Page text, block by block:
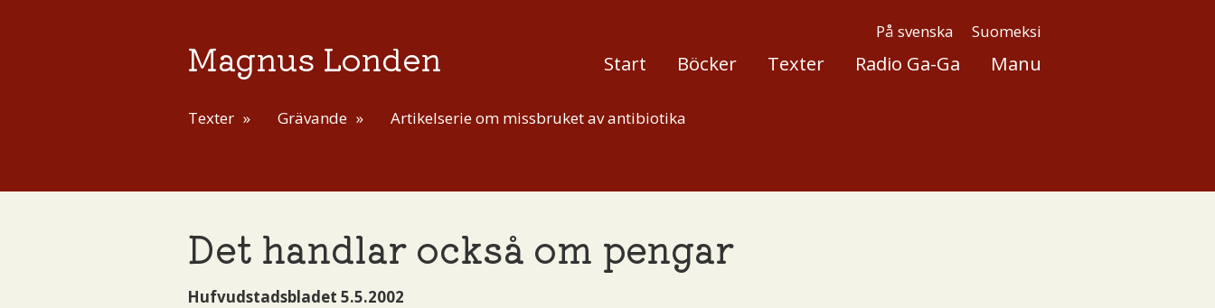
Magnus Londen
På svenska Suomeksi
Start Böcker Texter Radio Ga-Ga Manu
Texter Grävande Artikelserie om missbruket av antibiotika
Det handlar också om pengar
Hufvudstadsbladet 5.5.2002